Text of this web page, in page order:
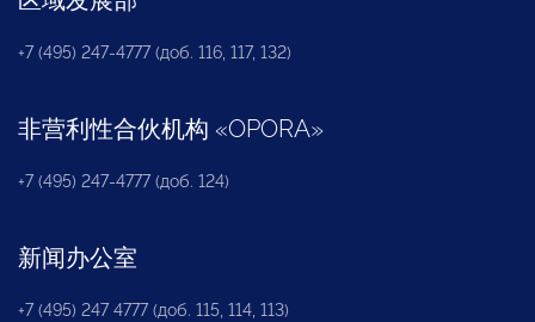
+7 (495) 247-4777 (доб. 116, 117, 132)
非营利性合伙机构 «OPORA»
+7 (495) 247-4777 (доб. 124)
新闻办公室
+7 (495) 247 4777 (доб. 115, 114, 113)